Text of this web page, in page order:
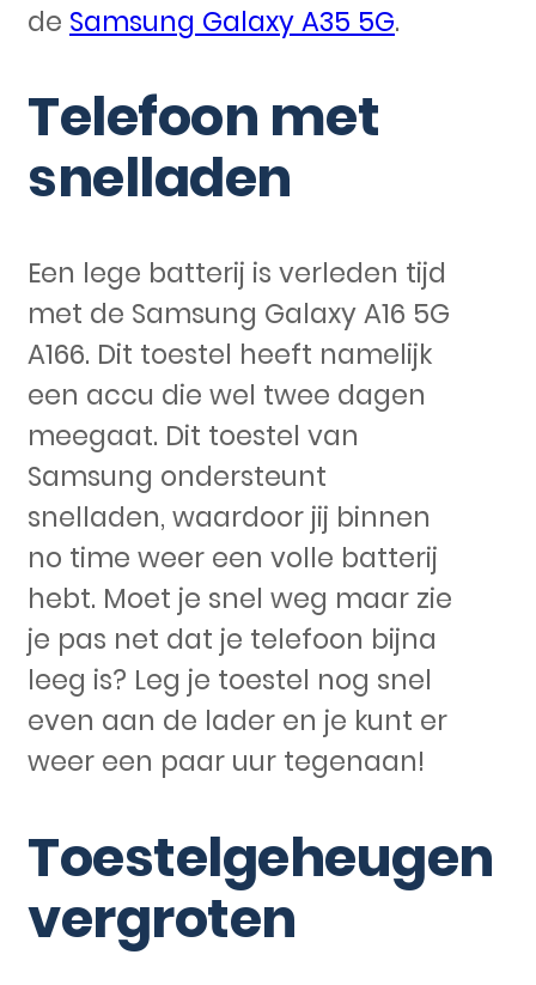
de Samsung Galaxy A35 5G.
Telefoon met
snelladen
Een lege batterij is verleden tijd
met de Samsung Galaxy A16 5G
A166. Dit toestel heeft namelijk
een accu die wel twee dagen
meegaat. Dit toestel van
Samsung ondersteunt
snelladen, waardoor jij binnen
no time weer een volle batterij
hebt. Moet je snel weg maar zie
je pas net dat je telefoon bijna
leeg is? Leg je toestel nog snel
even aan de lader en je kunt er
weer een paar uur tegenaan!
Toestelgeheugen
vergroten